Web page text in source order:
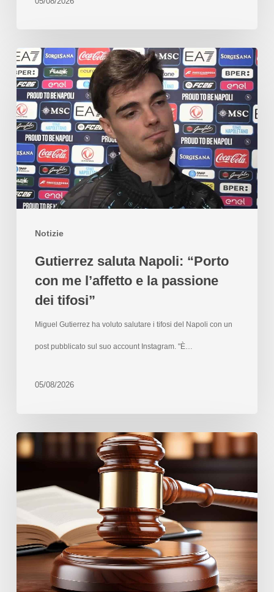
Notizie
Gutierrez saluta Napoli: “Porto
con me l’affetto e la passione
dei tifosi”
Miguel Gutierrez ha voluto salutare i tifosi del Napoli con un
post pubblicato sul suo account Instagram. "È…
05/08/2026